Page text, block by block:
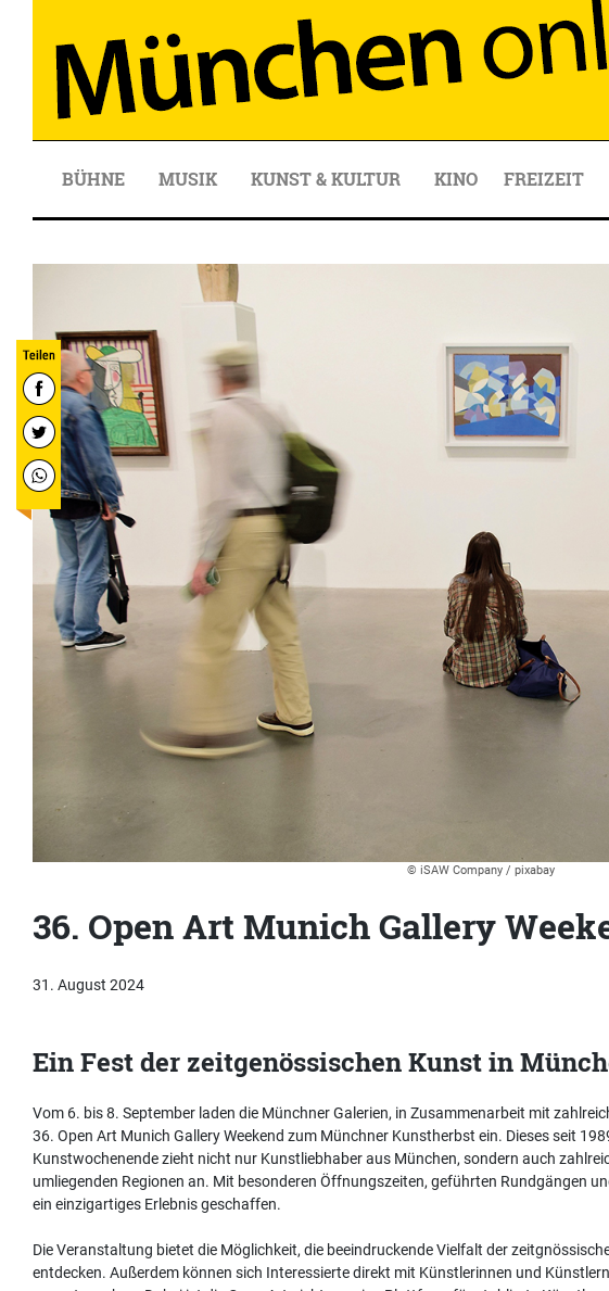
BÜHNE MUSIK KUNST & KULTUR KINO FREIZEIT
© iSAW Company / pixabay
36. Open Art Munich Gallery
31. August 2024
Ein Fest der zeitgenössischen Kunst in
Vom 6. bis 8. September laden die Münchner Galerien, in Zusammenarbeit mit
36. Open Art Munich Gallery Weekend zum Münchner Kunstherbst ein. Dieses seit
Kunstwochenende zieht nicht nur Kunstliebhaber aus München, sondern auch
umliegenden Regionen an. Mit besonderen Öffnungszeiten, geführten Rundgängen
ein einzigartiges Erlebnis geschaffen.
Die Veranstaltung bietet die Möglichkeit, die beeindruckende Vielfalt der
entdecken. Außerdem können sich Interessierte direkt mit Künstlerinnen und